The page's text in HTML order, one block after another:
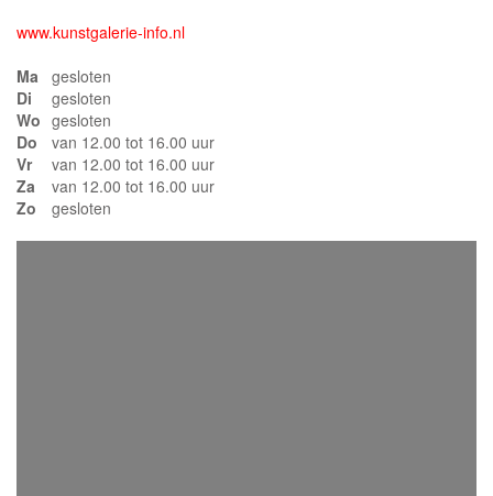
www.kunstgalerie-info.nl
Ma
gesloten
Di
gesloten
Wo gesloten
Do
van 12.00 tot 16.00 uur
Vr
van 12.00 tot 16.00 uur
Za
van 12.00 tot 16.00 uur
Zo
gesloten